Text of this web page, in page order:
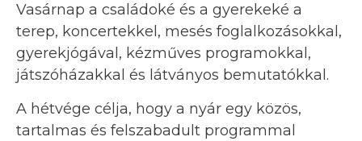
Vasárnap a családoké és a gyerekeké a
terep, koncertekkel, mesés foglalkozásokkal,
gyerekjógával, kézműves programokkal,
játszóházakkal és látványos bemutatókkal.
A hétvége célja, hogy a nyár egy közös,
tartalmas és felszabadult programmal